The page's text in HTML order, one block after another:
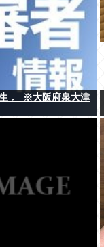
。 ※大阪府泉大津